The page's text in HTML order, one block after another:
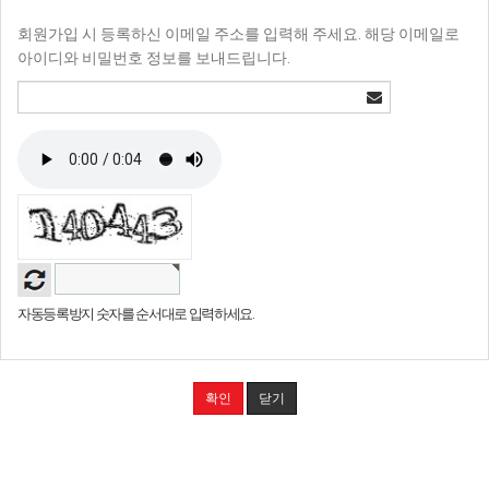
회원가입 시 등록하신 이메일 주소를 입력해 주세요. 해당 이메일로
아이디와 비밀번호 정보를 보내드립니다.
자동등록방지 숫자를 순서대로 입력하세요.
확인 닫기